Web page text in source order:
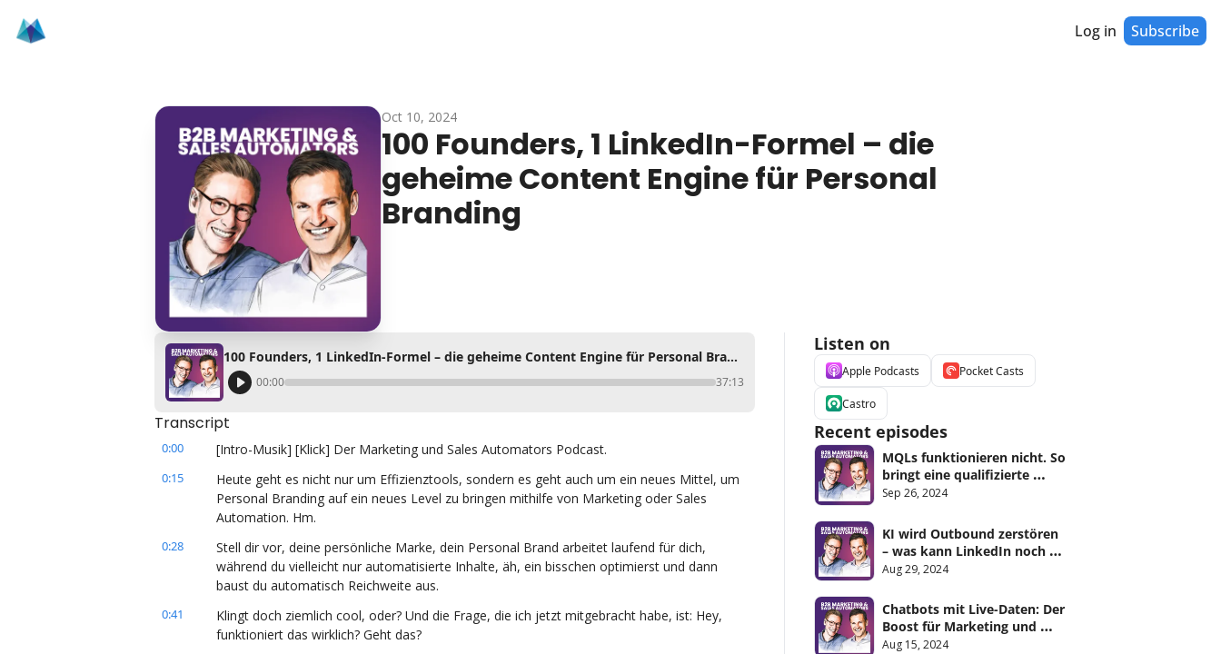
Log in Subscribe
Oct 10, 2024
100 Founders, 1 LinkedIn-Formel – die
geheime Content Engine für Personal
Branding
100 Founders, 1 LinkedIn-Formel – die geheime Content Engine für Personal Branding
00:00 37:13
Transcript
0:00 [Intro-Musik] [Klick] Der Marketing und Sales Automators Podcast.
0:15
Heute geht es nicht nur um Effizienztools, sondern es geht auch um ein neues Mittel, um
Personal Branding auf ein neues Level zu bringen mithilfe von Marketing oder Sales
Automation. Hm.
0:28
Stell dir vor, deine persönliche Marke, dein Personal Brand arbeitet laufend für dich,
während du vielleicht nur automatisierte Inhalte, äh, ein bisschen optimierst und dann
baust du automatisch Reichweite aus.
0:41
Klingt doch ziemlich cool, oder? Und die Frage, die ich jetzt mitgebracht habe, ist: Hey,
funktioniert das wirklich? Geht das?
Listen on
Apple Podcasts Pocket Casts
Castro
Recent episodes
MQLs funktionieren nicht. So
bringt eine qualifizierte
Pipeline Marketing und Sales
Sep 26, 2024
KI wird Outbound zerstören
– was kann LinkedIn noch
retten?
Aug 29, 2024
Chatbots mit Live-Daten: Der
Boost für Marketing und
Sales
Aug 15, 2024